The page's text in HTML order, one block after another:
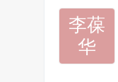
李葆
华